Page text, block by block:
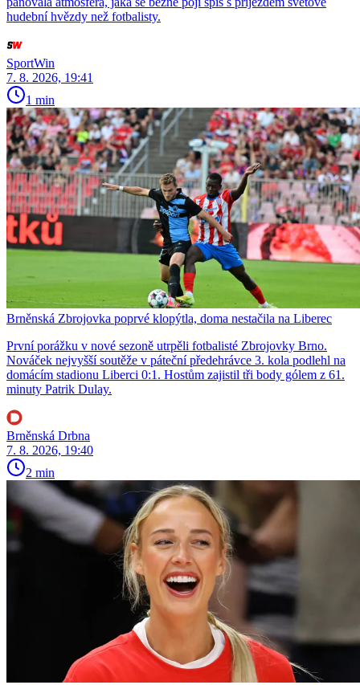
hudební hvězdy než fotbalisty.
SportWin
7. 8. 2026, 19:41
1 min
Brněnská Zbrojovka poprvé klopýtla, doma nestačila na Liberec
První porážku v nové sezoně utrpěli fotbalisté Zbrojovky Brno.
Nováček nejvyšší soutěže v páteční předehrávce 3. kola podlehl na
domácím stadionu Liberci 0:1. Hostům zajistil tři body gólem z 61.
minuty Patrik Dulay.
Brněnská Drbna
7. 8. 2026, 19:40
2 min